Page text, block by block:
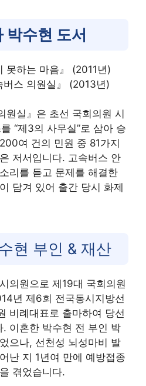
박수현 도서
못하는 마음』 (2011년)
버스 의원실』 (2013년)
원실』은 초선 국회의원 시
“제3의 사무실”로 삼아 승
여 건의 민원 중 81가지
저서입니다. 고속버스 안
리를 듣고 문제를 해결한
담겨 있어 출간 당시 화제
현 부인 & 재산
의원으로 제19대 국회의원
년 제6회 전국동시지방선
비례대표로 출마하여 당선
이혼한 박수현 전 부인 박
으나, 선천성 뇌성마비 발
난 지 1년여 만에 예방접종
겪었습니다.